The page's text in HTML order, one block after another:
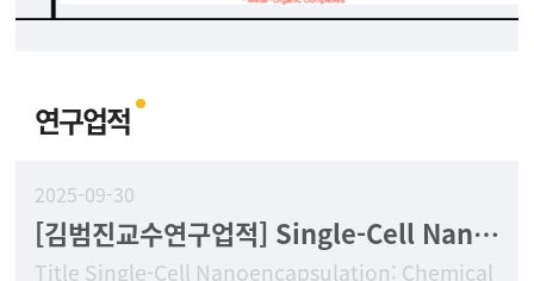
연구업적
2025-09-30
[김범진교수연구업적] Single-Cell Nanoencapsulation: Chemical Synthesis of Artificial Cell-in-Shell Spores
Title Single-Cell Nanoencapsulation: Chemical